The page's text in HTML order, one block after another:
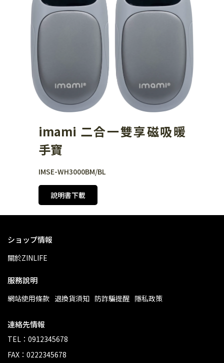
imami 二合一雙享磁吸暖
手寶
IMSE-WH3000BM/BL
說明書下載
ショップ情報
關於ZINLIFE
服務說明
網站使用條款 退換貨須知 防詐騙提醒 隱私政策
連絡先情報
TEL：0912345678
FAX：0222345678